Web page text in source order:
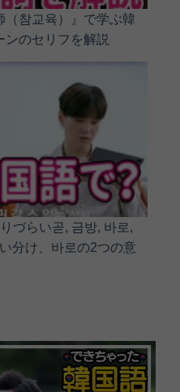
（참교육）』で学ぶ韓
ンのセリフを解説
づらい곧, 금방, 바로,
分け、바로の2つの意